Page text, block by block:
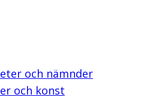
och nämnder
och konst